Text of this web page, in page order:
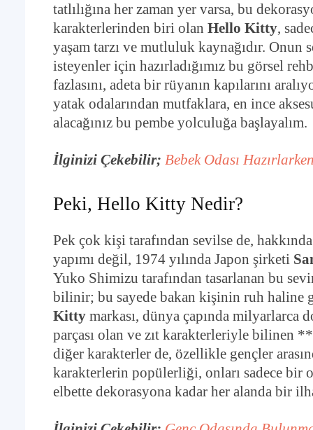
tatlılığına her zaman yer varsa, bu
karakterlerinden biri olan Hello Kitty,
yaşam tarzı ve mutluluk kaynağıdır. Onun
isteyenler için hazırladığımız bu görsel
fazlasını, adeta bir rüyanın kapılarını
yatak odalarından mutfaklara, en ince
alacağınız bu pembe yolculuğa başlayalım.
İlginizi Çekebilir; Bebek Odası
Peki, Hello Kitty Nedir?
Pek çok kişi tarafından sevilse de,
yapımı değil, 1974 yılında Japon şirketi
Yuko Shimizu tarafından tasarlanan bu
bilinir; bu sayede bakan kişinin ruh
Kitty markası, dünya çapında milyarlarca
parçası olan ve zıt karakterleriyle
diğer karakterler de, özellikle gençler
karakterlerin popülerliği, onları sadece bir
elbette dekorasyona kadar her alanda bir